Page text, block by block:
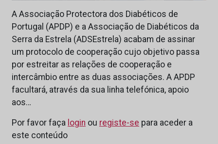
A Associação Protectora dos Diabéticos de
Portugal (APDP) e a Associação de Diabéticos da
Serra da Estrela (ADSEstrela) acabam de assinar
um protocolo de cooperação cujo objetivo passa
por estreitar as relações de cooperação e
intercâmbio entre as duas associações. A APDP
facultará, através da sua linha telefónica, apoio
aos…
Por favor faça login ou registe-se para aceder a
este conteúdo